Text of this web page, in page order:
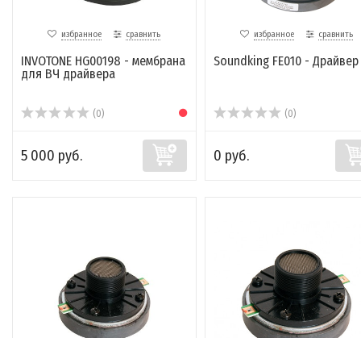
избранное сравнить
INVOTONE HG00198 - мембрана
для ВЧ драйвера
(0)
5 000 руб.
избранное сравнить
Soundking FE010 - Драйвер
(0)
0 руб.